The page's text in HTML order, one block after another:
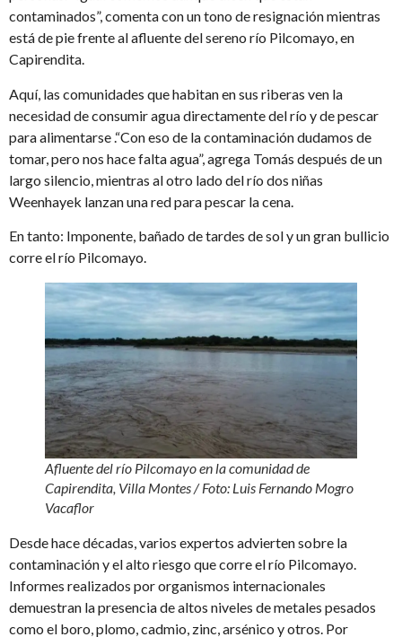
contaminados”, comenta con un tono de resignación mientras
está de pie frente al afluente del sereno río Pilcomayo, en
Capirendita.
Aquí, las comunidades que habitan en sus riberas ven la
necesidad de consumir agua directamente del río y de pescar
para alimentarse .“Con eso de la contaminación dudamos de
tomar, pero nos hace falta agua”, agrega Tomás después de un
largo silencio, mientras al otro lado del río dos niñas
Weenhayek lanzan una red para pescar la cena.
En tanto: Imponente, bañado de tardes de sol y un gran bullicio
corre el río Pilcomayo.
Afluente del río Pilcomayo en la comunidad de
Capirendita, Villa Montes /Foto: Luis Fernando Mogro
Vacaflor
Desde hace décadas, varios expertos advierten sobre la
contaminación y el alto riesgo que corre el río Pilcomayo.
Informes realizados por organismos internacionales
demuestran la presencia de altos niveles de metales pesados
como el boro, plomo, cadmio, zinc, arsénico y otros. Por